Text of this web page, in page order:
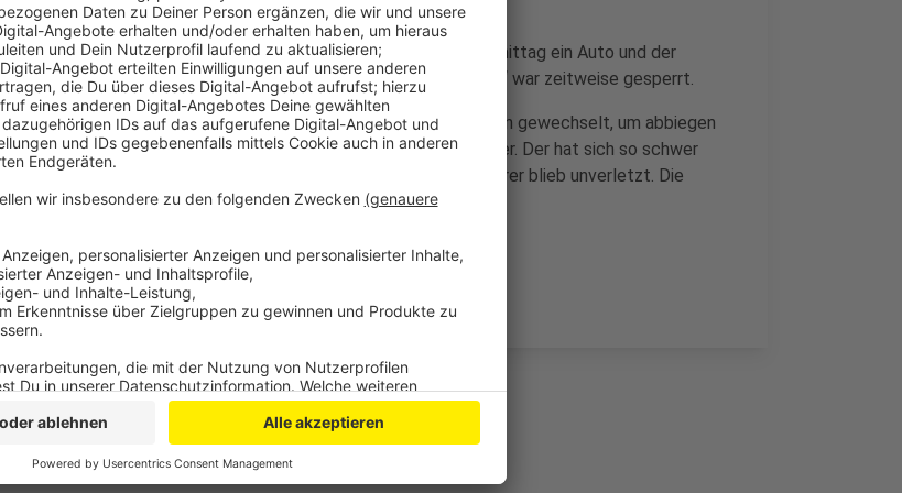
An der Kreuzung Keltenring / Kölner Straße sind am Samstagvormittag ein Auto und der
Rollerfahren zusammengestoßen. Die Kreuzung „Kruuscher Boom“ war zeitweise gesperrt.
Wie die Polizei sagt, hatte der Fahrer eines BMW dort zwei Spuren gewechselt, um abbiegen
zu können. Dabei kam es zum Zusammenstoß mit dem Rollerfahrer. Der hat sich so schwer
verletzt, dass der Hubschraubereinsatz nötig wurde. Der Autofahrer blieb unverletzt. Die
Polizei ermittelt jetzt wegen fahrlässiger Körperverletzung.
Anzeige